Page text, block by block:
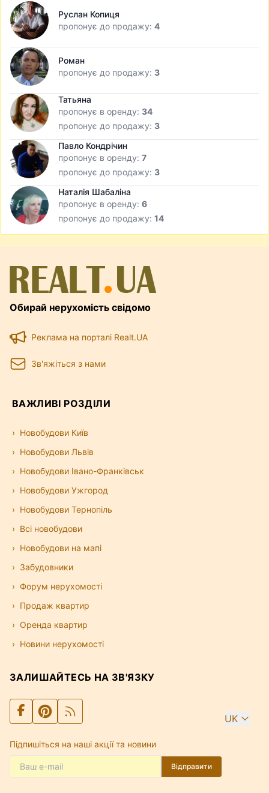
Руслан Копиця
пропонує до продажу: 4
Роман
пропонує до продажу: 3
Татьяна
пропонує в оренду: 34
пропонує до продажу: 3
Павло Кондрічин
пропонує в оренду: 7
пропонує до продажу: 3
Наталія Шабаліна
пропонує в оренду: 6
пропонує до продажу: 14
Обирай нерухомість свідомо
Реклама на порталі Realt.UA
Зв'яжіться з нами
ВАЖЛИВІ РОЗДІЛИ
Новобудови Київ
Новобудови Львів
Новобудови Івано-Франківськ
Новобудови Ужгород
Новобудови Тернопіль
Всі новобудови
Новобудови на мапі
Забудовники
Форум нерухомості
Продаж квартир
Оренда квартир
Новини нерухомості
ЗАЛИШАЙТЕСЬ НА ЗВ'ЯЗКУ
UK
Підпишіться на наші акції та новини
Відправити